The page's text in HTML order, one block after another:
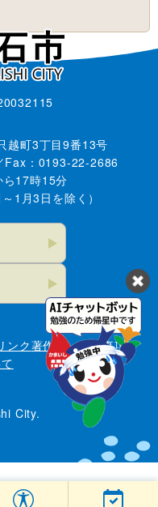
町3丁目9番13号
Fax：0193-22-2686
17時15分
1月3日を除く）
ンク著作権・免責事項
City.